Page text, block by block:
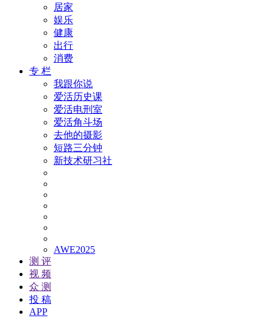
居家
娱乐
健康
出行
消费
专 栏
我跟你说
爱活历史课
爱活电刑室
爱活角斗场
去他的摄影
短路三分钟
新技术研习社
AWE2025
测 评
视 频
众 测
投 稿
APP